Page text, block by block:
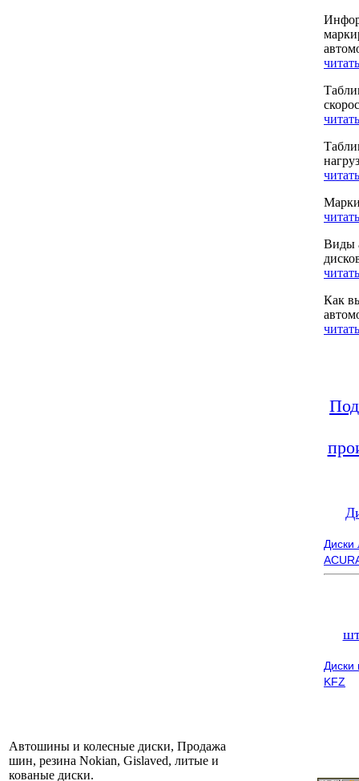
Виды
Как
Диски
KFZ
Автошины и колесные диски, Продажа
шин, резина Nokian, Gislaved, литые и
кованые диски.